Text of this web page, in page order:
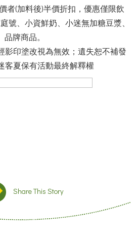
者(加料後)半價折扣，優惠僅限飲
號、小資鮮奶、小迷無加糖豆漿、
品牌商品。
影印塗改視為無效；遺失恕不補發
客夏保有活動最終解釋權
Share This Story